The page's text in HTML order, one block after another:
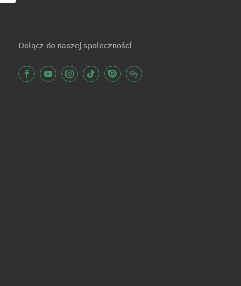
Dołącz do naszej społeczności